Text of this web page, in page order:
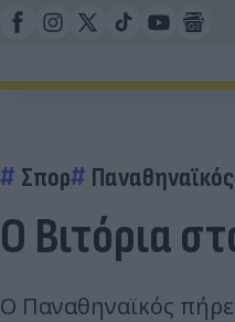
Σπορ Παναθηναϊκός
Ο Βιτόρια
Ο Παναθηναϊκός